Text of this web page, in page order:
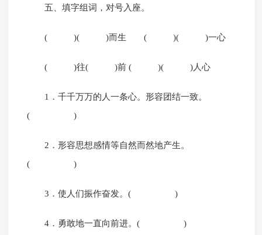
五、填字组词，对号入座。
( )( )而生 ( )( )一心
( )往( )前 ( )( )人心
1．千千万万的人一条心。形容团结一致。
( )
2．形容思想感情等自然而然地产生。
( )
3．使人们振作奋发。( )
4．勇敢地一直向前进。( )